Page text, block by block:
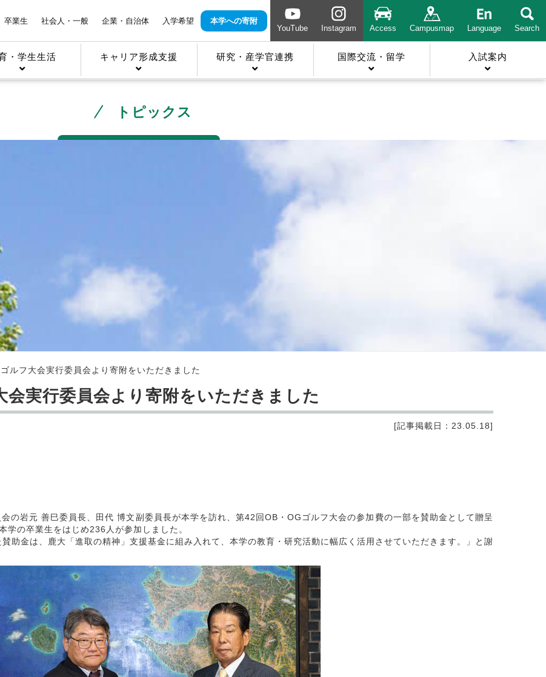
卒業生 社会人・一般 企業・自治体 入学希望
本学への寄附
YouTube
Instagram Access Campusmap Language Search
・学生生活 キャリア形成支援 研究・産学官連携 国際交流・留学 入試案内
トピックス
ルフ大会実行委員会より寄附をいただきました
会実行委員会より寄附をいただきました
[記事掲載日：23.05.18]
の岩元 善巳委員長、田代 博文副委員長が本学を訪れ、第42回OB・OGゴルフ大会の参加費の一部を賛助金として贈呈
の卒業生をはじめ236人が参加しました。
助金は、鹿大「進取の精神」支援基金に組み入れて、本学の教育・研究活動に幅広く活用させていただきます。」と謝